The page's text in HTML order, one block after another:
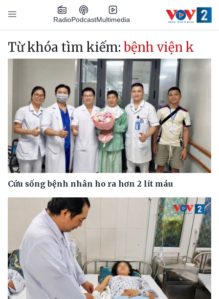
Nhảy đến nội dung
RadioPodcastMultimedia
Main navigation
Từ khóa tìm kiếm: bệnh viện k
Cứu sống bệnh nhân ho ra hơn 2 lít máu